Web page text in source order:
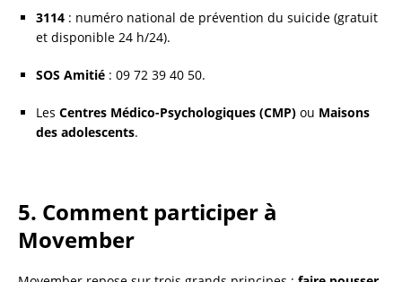
3114 : numéro national de prévention du suicide (gratuit
et disponible 24 h/24).
SOS Amitié : 09 72 39 40 50.
Les Centres Médico-Psychologiques (CMP) ou Maisons
des adolescents.
5. Comment participer à
Movember